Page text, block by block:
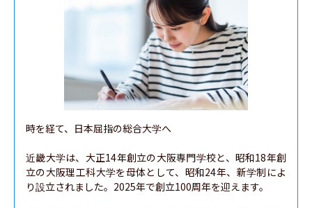
時を経て、日本屈指の総合大学へ
近畿大学は、大正14年創立の大阪専門学校と、昭和18年創
立の大阪理工科大学を母体として、昭和24年、新学制によ
り設立されました。2025年で創立100周年を迎えます。